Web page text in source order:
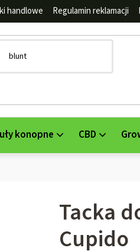
handlowe Regulamin reklamacji
konopne CBD
Tacka
Cupido